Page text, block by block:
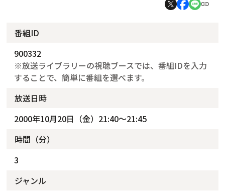
番組ID
900332
※放送ライブラリーの視聴ブースでは、番組IDを入力
することで、簡単に番組を選べます。
放送日時
2000年10月20日（金）21:40～21:45
時間（分）
3
ジャンル